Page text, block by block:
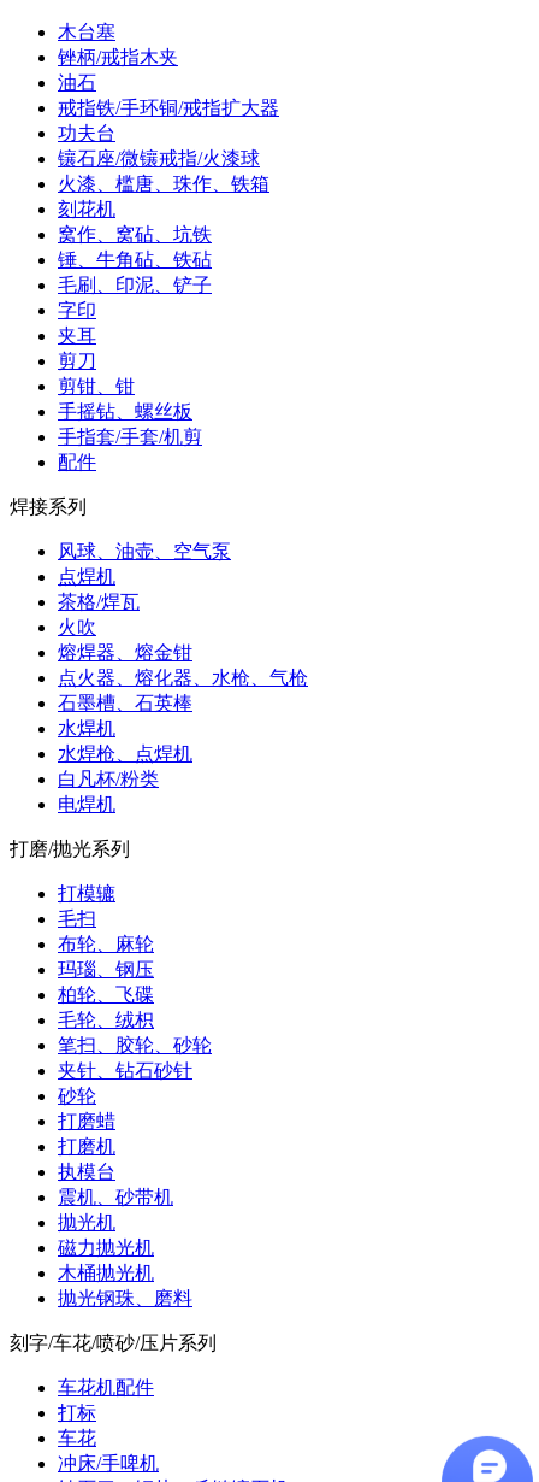
木台塞
锉柄/戒指木夹
油石
戒指铁/手环铜/戒指扩大器
功夫台
镶石座/微镶戒指/火漆球
火漆、槛唐、珠作、铁箱
刻花机
窝作、窝砧、坑铁
锤、牛角砧、铁砧
毛刷、印泥、铲子
字印
夹耳
剪刀
剪钳、钳
手摇钻、螺丝板
手指套/手套/机剪
配件
焊接系列
风球、油壶、空气泵
点焊机
茶格/焊瓦
火吹
熔焊器、熔金钳
点火器、熔化器、水枪、气枪
石墨槽、石英棒
水焊机
水焊枪、点焊机
白凡杯/粉类
电焊机
打磨/抛光系列
打模辘
毛扫
布轮、麻轮
玛瑙、钢压
柏轮、飞碟
毛轮、绒枳
笔扫、胶轮、砂轮
夹针、钻石砂针
砂轮
打磨蜡
打磨机
执模台
震机、砂带机
抛光机
磁力抛光机
木桶抛光机
抛光钢珠、磨料
刻字/车花/喷砂/压片系列
车花机配件
打标
车花
冲床/手啤机